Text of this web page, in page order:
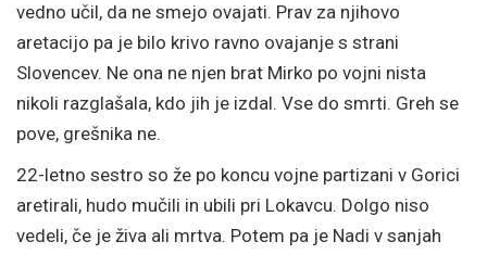
vedno učil, da ne smejo ovajati. Prav za njihovo
aretacijo pa je bilo krivo ravno ovajanje s strani
Slovencev. Ne ona ne njen brat Mirko po vojni nista
nikoli razglašala, kdo jih je izdal. Vse do smrti. Greh se
pove, grešnika ne.
22-letno sestro so že po koncu vojne partizani v Gorici
aretirali, hudo mučili in ubili pri Lokavcu. Dolgo niso
vedeli, če je živa ali mrtva. Potem pa je Nadi v sanjah